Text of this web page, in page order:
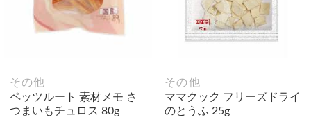
その他
ペッツルート 素材メモ さ
つまいもチュロス 80g
その他
ママクック フリーズドライ
のとうふ 25g